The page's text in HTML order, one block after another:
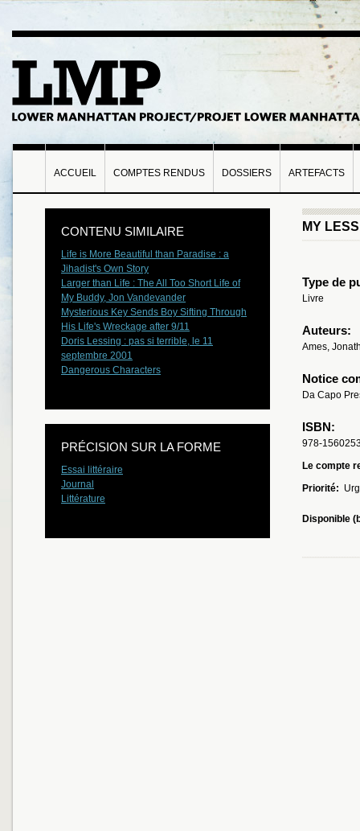
ACCUEIL COMPTES RENDUS DOSSIERS ARTEFACTS
MY
Type de
Livre
Auteurs:
Ames,
Notice
Da Capo
ISBN:
978-
Le compte
Priorité:
Disponible
CONTENU SIMILAIRE
Life is More Beautiful than Paradise : a
Jihadist's Own Story
Larger than Life : The All Too Short Life of
My Buddy, Jon Vandevander
Mysterious Key Sends Boy Sifting Through
His Life's Wreckage after 9/11
Doris Lessing : pas si terrible, le 11
septembre 2001
Dangerous Characters
PRÉCISION SUR LA FORME
Essai littéraire
Journal
Littérature